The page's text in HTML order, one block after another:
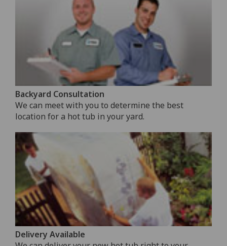
Backyard Consultation
We can meet with you to determine the best
location for a hot tub in your yard.
Delivery Available